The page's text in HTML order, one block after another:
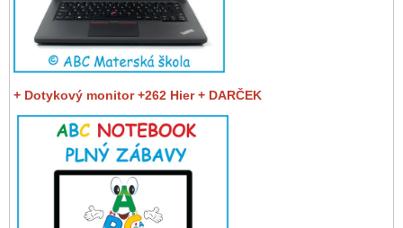
+ Dotykový monitor +262 Hier + DARČEK